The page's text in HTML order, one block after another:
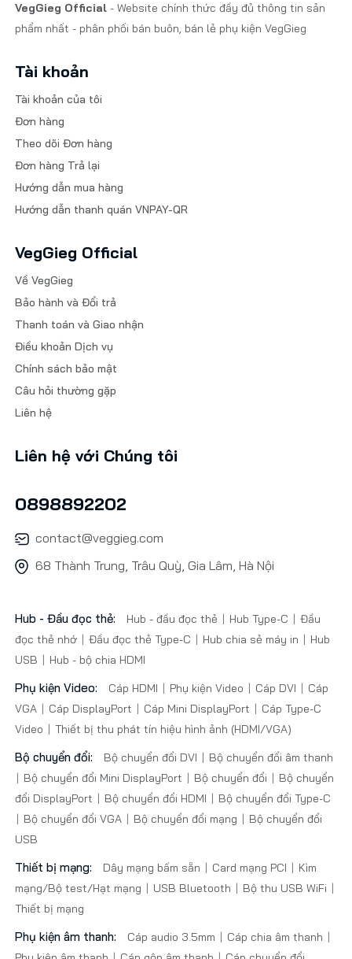
VegGieg Official - Website chính thức đầy đủ thông tin sản
phẩm nhất - phân phối bán buôn, bán lẻ phụ kiện VegGieg
Tài khoản
Tài khoản của tôi
Đơn hàng
Theo dõi Đơn hàng
Đơn hàng Trả lại
Hướng dẫn mua hàng
Hướng dẫn thanh quán VNPAY-QR
VegGieg Official
Về VegGieg
Bảo hành và Đổi trả
Thanh toán và Giao nhận
Điều khoản Dịch vụ
Chính sách bảo mật
Câu hỏi thường gặp
Liên hệ
Liên hệ với Chúng tôi
0898892202
contact@veggieg.com
68 Thành Trung, Trâu Quỳ, Gia Lâm, Hà Nội
Hub - Đầu đọc thẻ: Hub - đầu đọc thẻ Hub Type-C
Đầu
đọc thẻ nhớ
Đầu đọc thẻ Type-C Hub chia sẻ máy in
Hub
USB
Hub - bộ chia HDMI
Phụ kiện Video: Cáp HDMI Phụ kiện Video Cáp DVI
Cáp
VGA
Cáp DisplayPort Cáp Mini DisplayPort
Cáp Type-C
Video
Thiết bị thu phát tín hiệu hình ảnh (HDMI/VGA)
Bộ chuyển đổi: Bộ chuyển đổi DVI
Bộ chuyển đổi âm thanh
Bộ chuyển đổi Mini DisplayPort
Bộ chuyển đổi
Bộ chuyển
đổi DisplayPort
Bộ chuyển đổi HDMI
Bộ chuyển đổi Type-C
Bộ chuyển đổi VGA
Bộ chuyển đổi mạng
Bộ chuyển đổi
USB
Thiết bị mạng: Dây mạng bấm sẵn Card mạng PCI
Kìm
mạng/Bộ test/Hạt mạng
USB Bluetooth
Bộ thu USB WiFi
Thiết bị mạng
Phụ kiện âm thanh: Cáp audio 3.5mm
Cáp chia âm thanh